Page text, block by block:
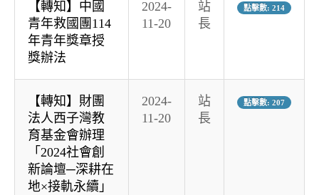
【轉知】中國
青年救國團114
年青年獎章授
獎辦法
2024-
11-20
站
長
點擊數: 214
【轉知】財團
法人西子灣教
育基金會辦理
「2024社會創
新論壇─深耕在
地×接軌永續」
2024-
11-20
站
長
點擊數: 207